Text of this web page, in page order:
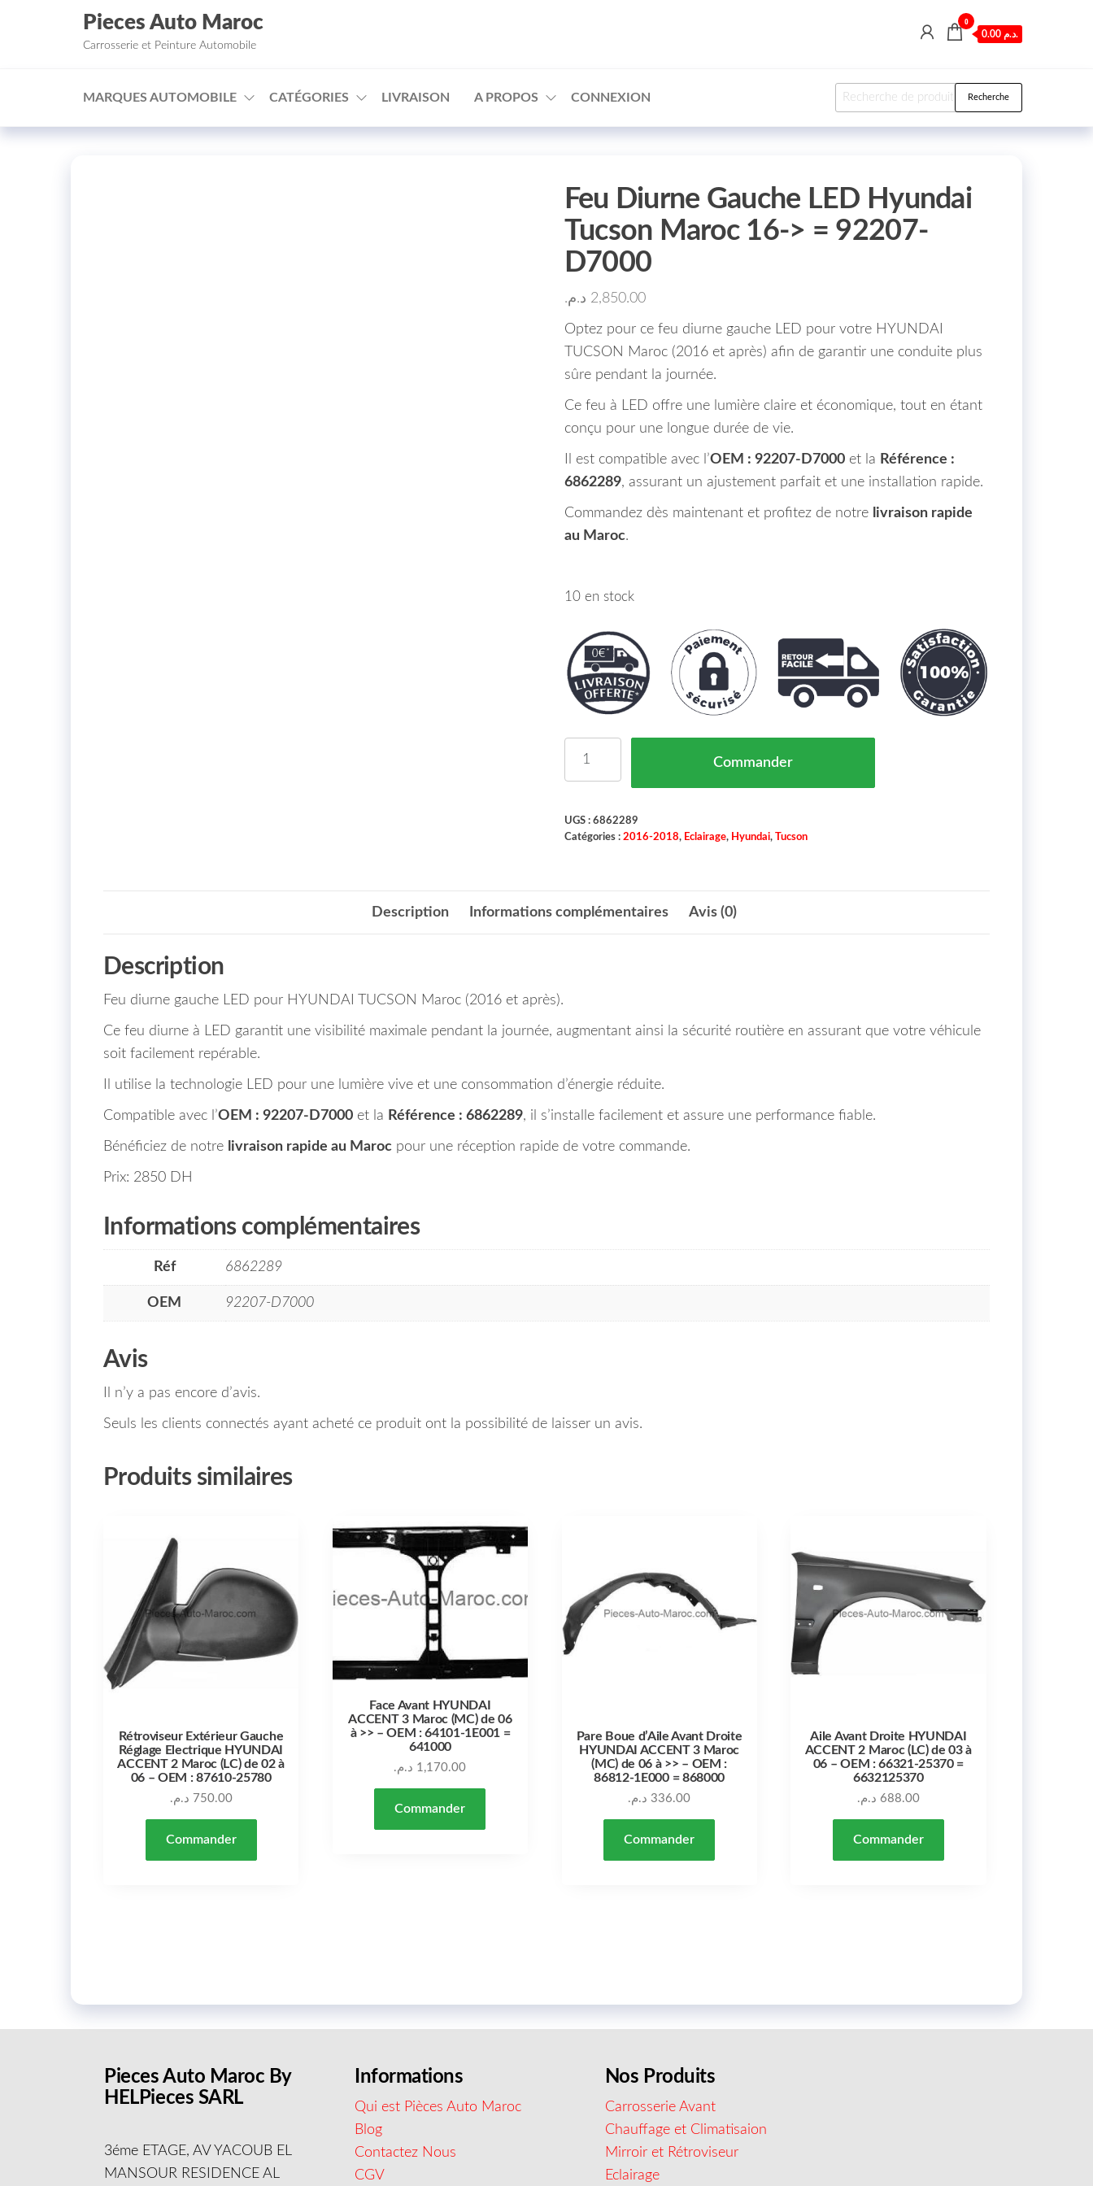
□
Aller au contenu
Pieces Auto Maroc
Carrosserie et Peinture Automobile
0
0.00 د.م.
MARQUES AUTOMOBILE CATÉGORIES LIVRAISON A PROPOS CONNEXION Recherche pour : Recherche
Feu Diurne Gauche LED Hyundai
Tucson Maroc 16-> = 92207-
D7000
2,850.00 د.م.
Optez pour ce feu diurne gauche LED pour votre HYUNDAI
TUCSON Maroc (2016 et après) afin de garantir une conduite plus
sûre pendant la journée.
Ce feu à LED offre une lumière claire et économique, tout en étant
conçu pour une longue durée de vie.
Il est compatible avec l’OEM : 92207-D7000et la Référence :
6862289, assurant un ajustement parfait et une installation rapide.
Commandez dès maintenant et profitez de notre livraison rapide
au Maroc.
10 en stock
Commander
UGS : 6862289
Catégories : 2016-2018, Eclairage, Hyundai, Tucson
Description Informations complémentaires Avis (0)
Description
Feu diurne gauche LED pour HYUNDAI TUCSON Maroc (2016 et après).
Ce feu diurne à LED garantit une visibilité maximale pendant la journée, augmentant ainsi la sécurité routière en assurant que votre véhicule
soit facilement repérable.
Il utilise la technologie LED pour une lumière vive et une consommation d’énergie réduite.
Compatible avec l’OEM : 92207-D7000 et la Référence : 6862289, il s’installe facilement et assure une performance fiable.
Bénéficiez de notre livraison rapide au Maroc pour une réception rapide de votre commande.
Prix: 2850 DH
Informations complémentaires
Réf 6862289
OEM 92207-D7000
Avis
Il n’y a pas encore d’avis.
Seuls les clients connectés ayant acheté ce produit ont la possibilité de laisser un avis.
Produits similaires
Rétroviseur Extérieur Gauche
Réglage Electrique HYUNDAI
ACCENT 2 Maroc (LC) de 02 à
06 – OEM : 87610-25780
750.00 د.م.
Commander
Face Avant HYUNDAI
ACCENT 3 Maroc (MC) de 06
à >> – OEM : 64101-1E001 =
641000
1,170.00 د.م.
Commander
Pare Boue d’Aile Avant Droite
HYUNDAI ACCENT 3 Maroc
(MC) de 06 à >> – OEM :
86812-1E000 = 868000
336.00 د.م.
Commander
Aile Avant Droite HYUNDAI
ACCENT 2 Maroc (LC) de 03 à
06 – OEM : 66321-25370 =
6632125370
688.00 د.م.
Commander
Pieces Auto Maroc By
HELPieces SARL
3éme ETAGE, AV YACOUB EL
MANSOUR RESIDENCE AL
Informations
Qui est Pièces Auto Maroc
Blog
Contactez Nous
CGV
Nos Produits
Carrosserie Avant
Chauffage et Climatisaion
Mirroir et Rétroviseur
Eclairage